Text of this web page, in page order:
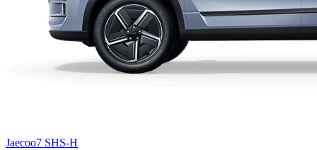
Jaecoo7 SHS-H